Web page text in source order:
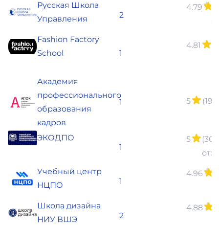
Руcская Школа
Управления
2
4.79
Fashion Factory
School
1
4.81
Академия
профессионального
образования
кадров
1 5 (19
ЭКОДПО
1
5
(30
Учебный центр
НЦПО
1
4.96
Школа дизайна
НИУ ВШЭ
2
4.88